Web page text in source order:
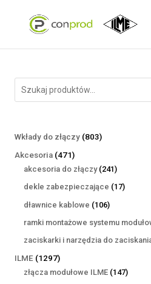
Wkłady do złączy 803803
Akcesoria 471471
produktów
akcesoria do złączy 241241
produktów
dekle zabezpieczające 1717
dławnice kablowe 106106
produktów
ramki montażowe systemu
zaciskarki i narzędzia do
ILME 12971297
produktów
złącza modułowe ILME 147147